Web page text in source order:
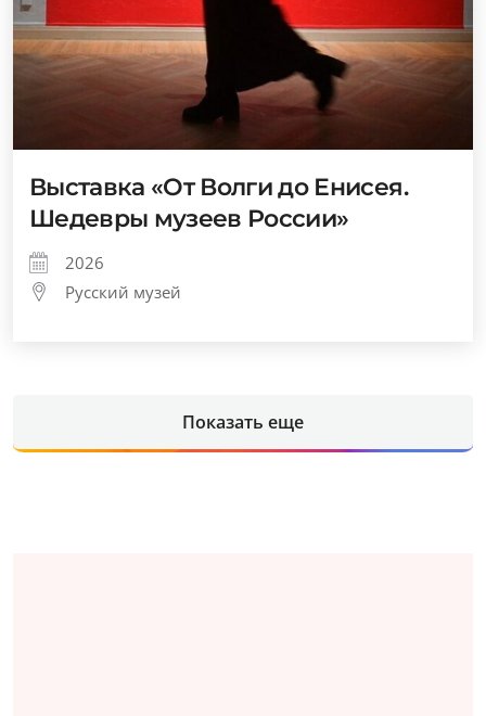
Выставка «От Волги до Енисея.
Шедевры музеев России»
2026
Русский музей
Показать еще